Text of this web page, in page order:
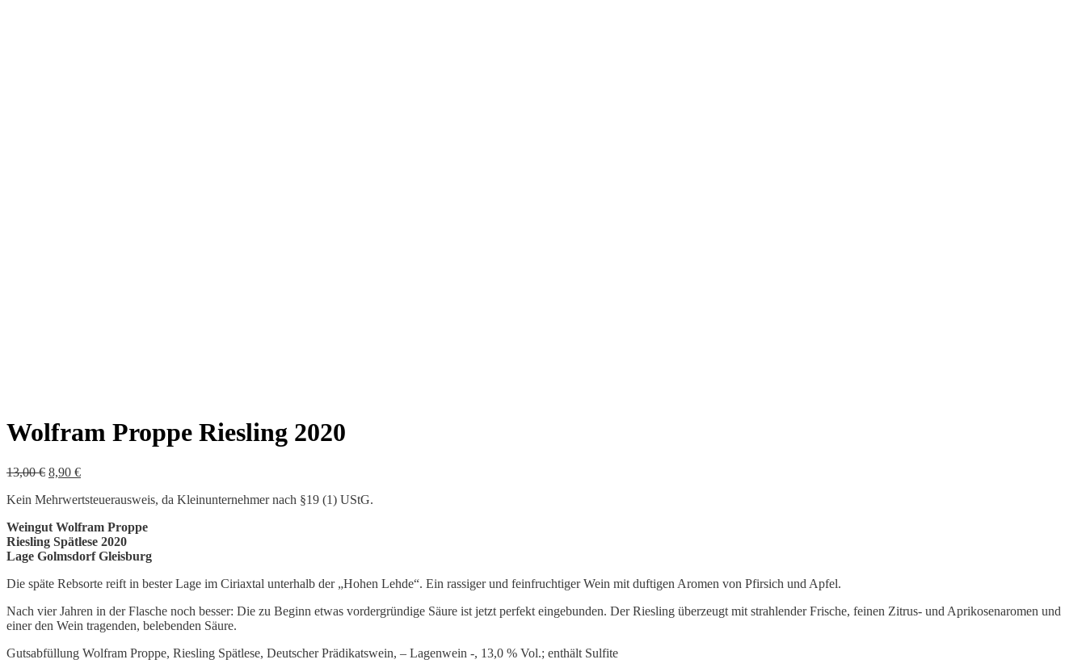
Wolfram Proppe Riesling 2020
13,00€ Ursprünglicher
war:
8,90 €Aktueller
ist:
Kein Mehrwertsteuerausweis, da Kleinunternehmer nach §19 (1) UStG.
Weingut Wolfram Proppe
Riesling Spätlese 2020
Lage Golmsdorf Gleisburg
Die späte Rebsorte reift in bester Lage im Ciriaxtal unterhalb der „Hohen Lehde“. Ein rassiger und feinfruchtiger Wein mit duftigen Aromen von Pfirsich und Apfel.
Nach vier Jahren in der Flasche noch besser: Die zu Beginn etwas vordergründige Säure ist jetzt perfekt eingebunden. Der Riesling überzeugt mit strahlender Frische, feinen Zitrus- und Aprikosenaromen und
einer den Wein tragenden, belebenden Säure.
Gutsabfüllung Wolfram Proppe, Riesling Spätlese, Deutscher Prädikatswein, – Lagenwein -, 13,0 % Vol.; enthält Sulfite